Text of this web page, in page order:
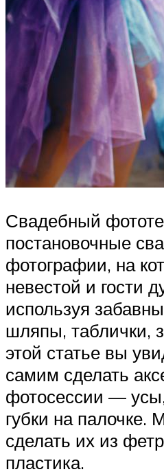
Свадебный
постановочные
фотографии, на
невестой и гости
используя
шляпы, таблички,
этой статье вы
самим сделать
фотосессии —
губки на палочке.
сделать их из
пластика.